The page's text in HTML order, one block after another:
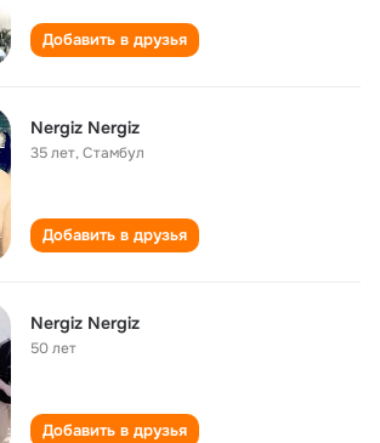
Добавить в друзья
Nergiz Nergiz
35 лет,Стамбул
Добавить в друзья
Nergiz Nergiz
50 лет
Добавить в друзья